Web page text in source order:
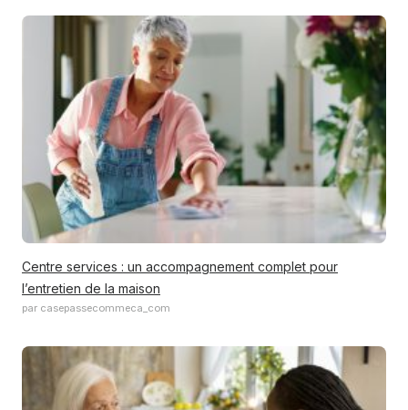
Centre services : un accompagnement complet pour
l’entretien de la maison
par casepassecommeca_com